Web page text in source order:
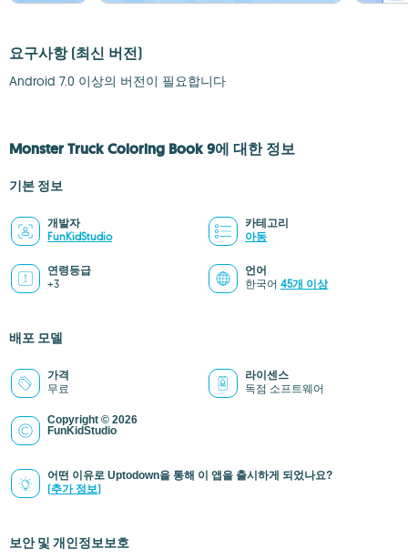
요구사항 (최신 버전)
Android 7.0 이상의 버전이 필요합니다
Monster Truck Coloring Book 9에 대한 정보
기본 정보
개발자
FunKidStudio
카테고리
아동
연령등급
+3
언어
한국어 45개 이상
배포 모델
가격
무료
라이센스
독점 소프트웨어
Copyright © 2026
FunKidStudio
어떤 이유로 Uptodown을 통해 이 앱을 출시하게 되었나요?
(추가 정보)
보안 및 개인정보보호